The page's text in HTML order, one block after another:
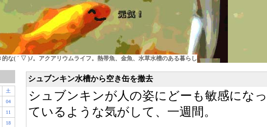
な( ´ ▽ )ﾉ。アクアリウムライフ。熱帯魚、金魚、水草水槽のある暮らし
土
04
11
18
シュブンキン水槽から空き缶を撤去
シュブンキンが人の姿にどーも敏感になっ
ているような気がして、一週間。